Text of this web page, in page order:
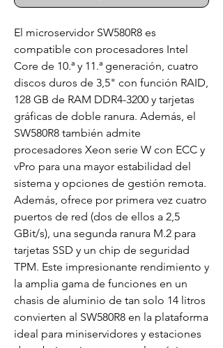
El microservidor SW580R8 es
compatible con procesadores Intel
Core de 10.ª y 11.ª generación, cuatro
discos duros de 3,5" con función RAID,
128 GB de RAM DDR4-3200 y tarjetas
gráficas de doble ranura. Además, el
SW580R8 también admite
procesadores Xeon serie W con ECC y
vPro para una mayor estabilidad del
sistema y opciones de gestión remota.
Además, ofrece por primera vez cuatro
puertos de red (dos de ellos a 2,5
GBit/s), una segunda ranura M.2 para
tarjetas SSD y un chip de seguridad
TPM. Este impresionante rendimiento y
la amplia gama de funciones en un
chasis de aluminio de tan solo 14 litros
convierten al SW580R8 en la plataforma
ideal para miniservidores y estaciones